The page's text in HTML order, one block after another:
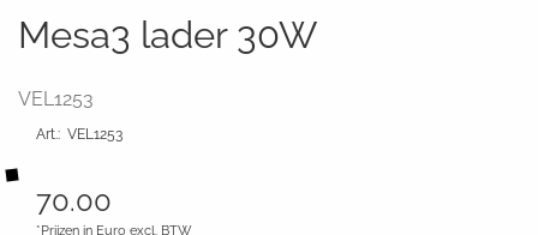
Mesa3 lader 30W
VEL1253
Art.: VEL1253
70.00
*Prijzen in Euro excl. BTW